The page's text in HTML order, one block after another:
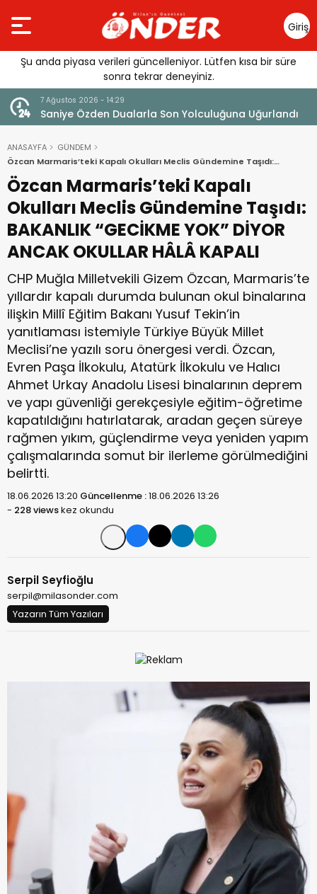
Giriş
Yap
Şu anda piyasa verileri güncelleniyor. Lütfen kısa bir süre
sonra tekrar deneyiniz.
7 Ağustos 2026 - 14:29
Saniye Özden Dualarla Son Yolculuğuna Uğurlandı
ANASAYFA
GÜNDEM
Özcan Marmaris’teki Kapalı Okulları Meclis Gündemine Taşıdı:
BAKANLIK “GECİKME YOK” DİYOR ANCAK OKULLAR HÂLÂ KAPALI
Özcan Marmaris’teki Kapalı
Okulları Meclis Gündemine Taşıdı:
BAKANLIK “GECİKME YOK” DİYOR
ANCAK OKULLAR HÂLÂ KAPALI
CHP Muğla Milletvekili Gizem Özcan, Marmaris’te
yıllardır kapalı durumda bulunan okul binalarına
ilişkin Millî Eğitim Bakanı Yusuf Tekin’in
yanıtlaması istemiyle Türkiye Büyük Millet
Meclisi’ne yazılı soru önergesi verdi. Özcan,
Evren Paşa İlkokulu, Atatürk İlkokulu ve Halıcı
Ahmet Urkay Anadolu Lisesi binalarının deprem
ve yapı güvenliği gerekçesiyle eğitim-öğretime
kapatıldığını hatırlatarak, aradan geçen süreye
rağmen yıkım, güçlendirme veya yeniden yapım
çalışmalarında somut bir ilerleme görülmediğini
belirtti.
18.06.2026 13:20 Güncellenme :18.06.2026 13:26
- 228 viewskez okundu
Serpil Seyfioğlu
serpil@milasonder.com
Yazarın Tüm Yazıları